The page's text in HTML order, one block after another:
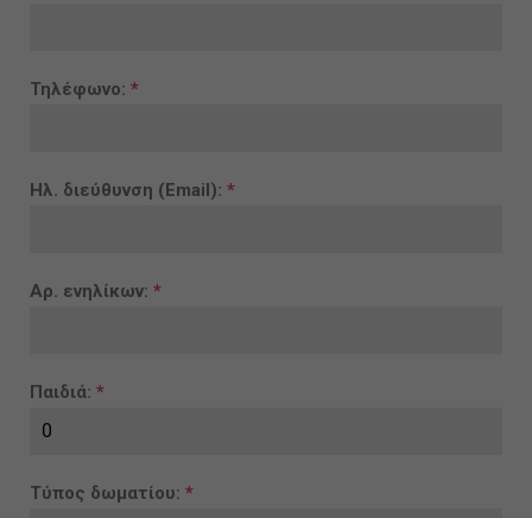
Τηλέφωνο: *
Ηλ. διεύθυνση (Email): *
Αρ. ενηλίκων: *
Παιδιά: *
Τύπος δωματίου: *